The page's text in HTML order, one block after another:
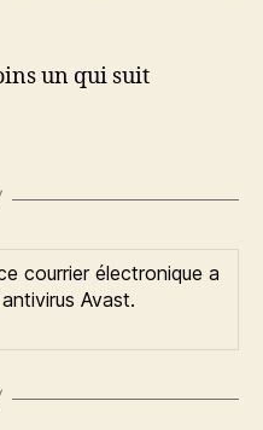
un qui suit
courrier électronique a
Avast.